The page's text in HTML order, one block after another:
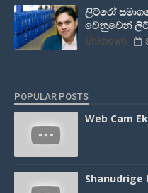
ලිට්රෝ
වෙනුවෙන්
Unknown
POPULAR POSTS
Web Cam
Shanudrige